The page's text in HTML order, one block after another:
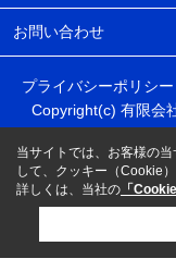
お問い合わせ
プライバシーポリシー
Copyright(c) 有限会
当サイトでは、お客様の
して、クッキー（Cookie
詳しくは、当社の 「